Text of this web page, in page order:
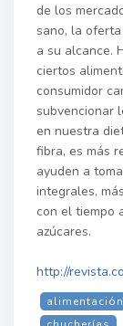
de los
sano, la
a su alcance.
ciertos
consumidor
subvencionar
en nuestra
fibra, es más
ayuden a
integrales,
con el tiempo
azúcares.
http://